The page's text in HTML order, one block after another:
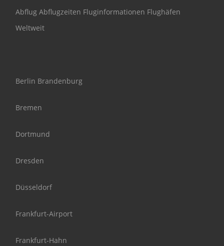
Abflug Abflugzeiten Fluginformationen Flughäfen
Weltweit
Berlin Brandenburg
Bremen
Dortmund
Dresden
Düsseldorf
Frankfurt-Airport
Frankfurt-Hahn